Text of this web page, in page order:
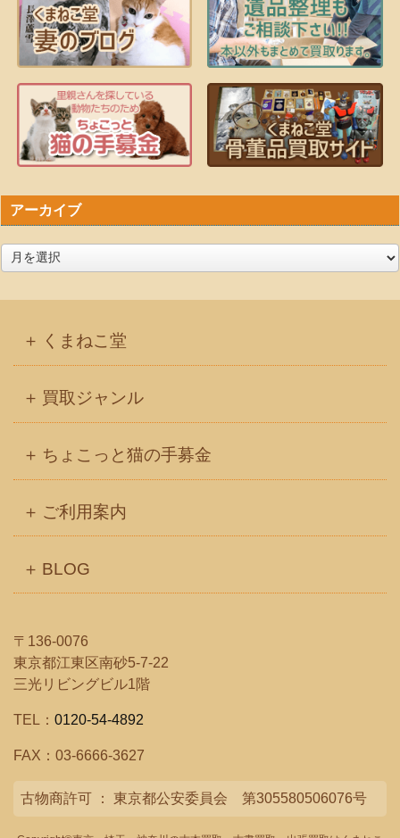
アーカイブ
くまねこ堂
買取ジャンル
ちょこっと猫の手募金
ご利用案内
BLOG
〒136-0076
東京都江東区南砂5-7-22
三光リビングビル1階
TEL： 0120-54-4892
FAX：03-6666-3627
古物商許可 ： 東京都公安委員会 第305580506076号